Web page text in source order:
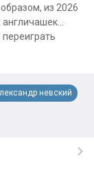
из 2026
англичашек...
невский